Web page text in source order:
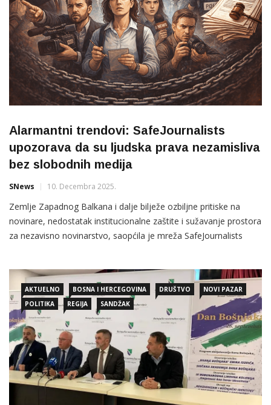
Alarmantni trendovi: SafeJournalists
upozorava da su ljudska prava nezamisliva
bez slobodnih medija
SNews 10. Decembra 2025.
Zemlje Zapadnog Balkana i dalje bilježe ozbiljne pritiske na
novinare, nedostatak institucionalne zaštite i sužavanje prostora
za nezavisno novinarstvo, saopćila je mreža SafeJournalists
kontinuitet problema koji direktno ugrožavaju slobodu
izražavanja –
AKTUELNO BOSNA I HERCEGOVINA DRUŠTVO
NOVI PAZAR
POLITIKA
REGIJA SANDŽAK